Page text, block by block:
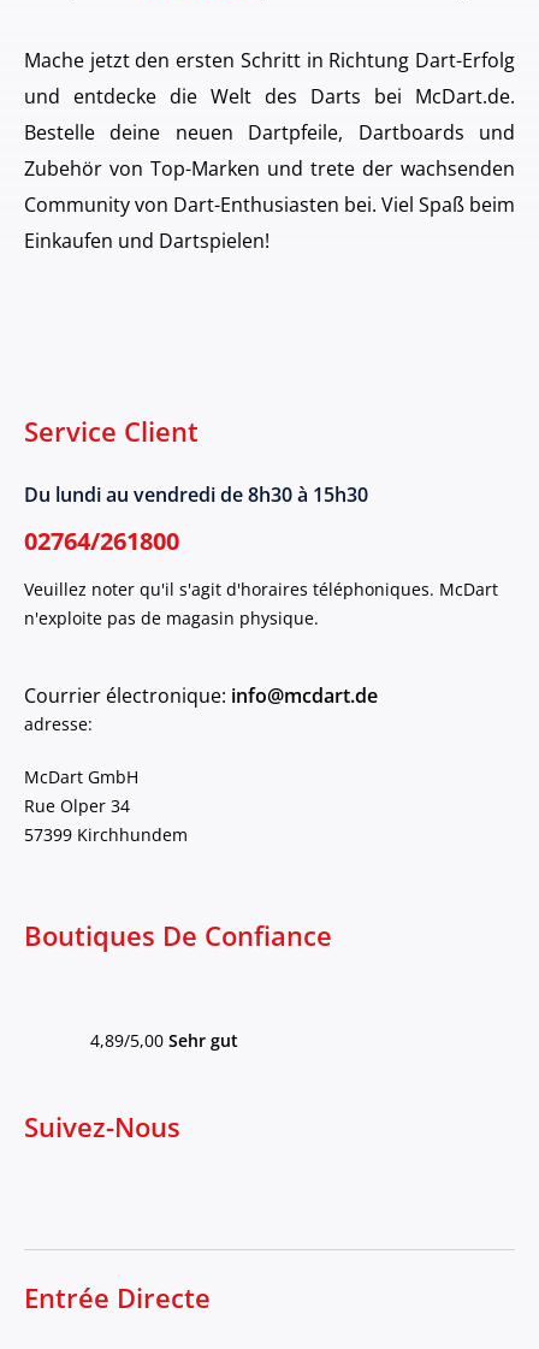
Mache jetzt den ersten Schritt in Richtung Dart-Erfolg
und entdecke die Welt des Darts bei McDart.de.
Bestelle deine neuen Dartpfeile, Dartboards und
Zubehör von Top-Marken und trete der wachsenden
Community von Dart-Enthusiasten bei. Viel Spaß beim
Einkaufen und Dartspielen!
Service Client
Du lundi au vendredi de 8h30 à 15h30
02764/261800
Veuillez noter qu'il s'agit d'horaires téléphoniques. McDart
n'exploite pas de magasin physique.
Courrier électronique: info@mcdart.de
adresse:
McDart GmbH
Rue Olper 34
57399 Kirchhundem
Boutiques De Confiance
4,89/5,00 Sehr gut
Suivez-Nous
Entrée Directe